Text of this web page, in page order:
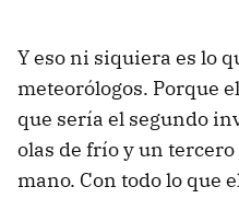
Y eso ni siquiera es lo
meteorólogos. Porque
que sería el segundo
olas de frío y un
mano. Con todo lo que